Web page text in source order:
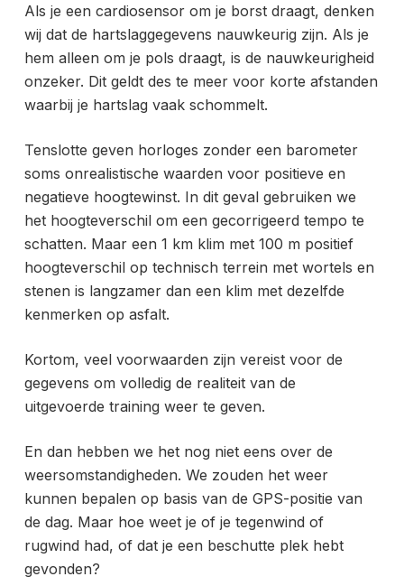
Als je een cardiosensor om je borst draagt, denken
wij dat de hartslaggegevens nauwkeurig zijn. Als je
hem alleen om je pols draagt, is de nauwkeurigheid
onzeker. Dit geldt des te meer voor korte afstanden
waarbij je hartslag vaak schommelt.
Tenslotte geven horloges zonder een barometer
soms onrealistische waarden voor positieve en
negatieve hoogtewinst. In dit geval gebruiken we
het hoogteverschil om een gecorrigeerd tempo te
schatten. Maar een 1 km klim met 100 m positief
hoogteverschil op technisch terrein met wortels en
stenen is langzamer dan een klim met dezelfde
kenmerken op asfalt.
Kortom, veel voorwaarden zijn vereist voor de
gegevens om volledig de realiteit van de
uitgevoerde training weer te geven.
En dan hebben we het nog niet eens over de
weersomstandigheden. We zouden het weer
kunnen bepalen op basis van de GPS-positie van
de dag. Maar hoe weet je of je tegenwind of
rugwind had, of dat je een beschutte plek hebt
gevonden?